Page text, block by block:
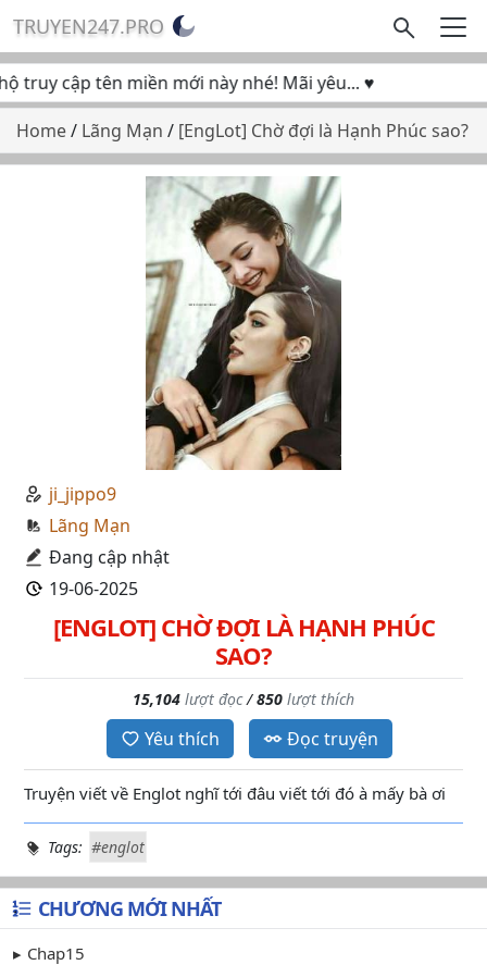
TRUYEN247.PRO
cập tên miền mới này nhé! Mãi yêu... ♥
Home/ Lãng Mạn / [EngLot] Chờ đợi là Hạnh Phúc sao?
ji_jippo9
Lãng Mạn
Đang cập nhật
19-06-2025
[ENGLOT] CHỜ ĐỢI LÀ HẠNH PHÚC
SAO?
15,104 lượt đọc/850 lượt thích
Yêu thích Đọc truyện
Truyện viết về Englot nghĩ tới đâu viết tới đó à mấy bà ơi
Tags: #englot
CHƯƠNG MỚI NHẤT
Chap15